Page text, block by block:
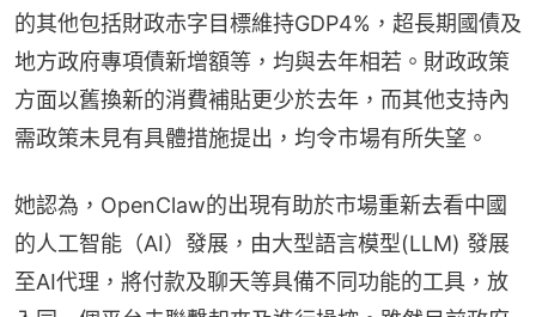
的其他包括財政赤字目標維持GDP4%，超長期國債及
地方政府專項債新增額等，均與去年相若。財政政策
方面以舊換新的消費補貼更少於去年，而其他支持內
需政策未見有具體措施提出，均令市場有所失望。
她認為，OpenClaw的出現有助於市場重新去看中國
的人工智能（AI）發展，由大型語言模型(LLM) 發展
至AI代理，將付款及聊天等具備不同功能的工具，放